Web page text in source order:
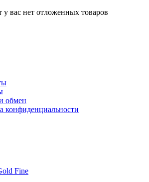
вас нет отложенных товаров
обмен
конфиденциальности
Fine